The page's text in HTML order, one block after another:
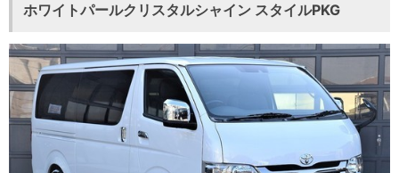
ホワイトパールクリスタルシャイン スタイルPKG